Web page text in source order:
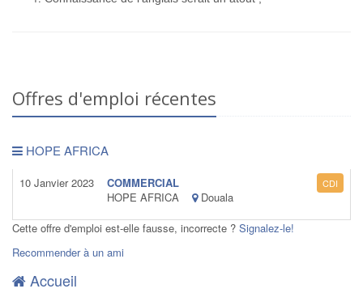
Offres d'emploi récentes
HOPE AFRICA
10 Janvier 2023
COMMERCIAL
HOPE AFRICA
Douala
CDI
Cette offre d'emploi est-elle fausse, incorrecte ? Signalez-le!
Recommender à un ami
Accueil